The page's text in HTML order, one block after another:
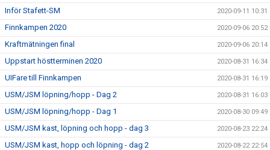
Inför Stafett-SM 2020-09-11 10:31
Finnkampen 2020 2020-09-06 20:52
Kraftmätningen final 2020-09-06 20:14
Uppstart höstterminen 2020 2020-08-31 16:34
UIFare till Finnkampen 2020-08-31 16:19
USM/JSM löpning/hopp - Dag 2 2020-08-31 16:03
USM/JSM löpning/hopp - Dag 1 2020-08-30 09:49
USM/JSM kast, löpning och hopp - dag 3 2020-08-23 22:24
USM/JSM kast, hopp och löpning - dag 2 2020-08-22 22:54